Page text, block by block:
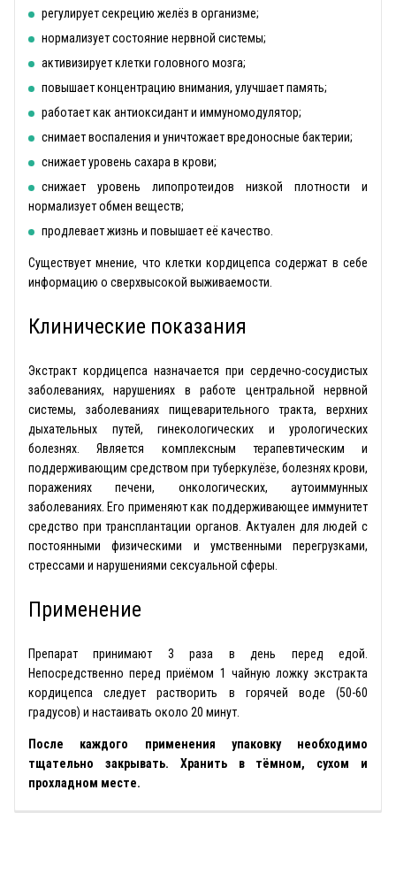
регулирует секрецию желёз в организме;
нормализует состояние нервной системы;
активизирует клетки головного мозга;
повышает концентрацию внимания, улучшает память;
работает как антиоксидант и иммуномодулятор;
снимает воспаления и уничтожает вредоносные бактерии;
снижает уровень сахара в крови;
снижает уровень липопротеидов низкой плотности и
нормализует обмен веществ;
продлевает жизнь и повышает её качество.
Существует мнение, что клетки кордицепса содержат в себе
информацию о сверхвысокой выживаемости.
Клинические показания
Экстракт кордицепса назначается при сердечно-сосудистых
заболеваниях, нарушениях в работе центральной нервной
системы, заболеваниях пищеварительного тракта, верхних
дыхательных путей, гинекологических и урологических
болезнях. Является комплексным терапевтическим и
поддерживающим средством при туберкулёзе, болезнях крови,
поражениях печени, онкологических, аутоиммунных
заболеваниях. Его применяют как поддерживающее иммунитет
средство при трансплантации органов. Актуален для людей с
постоянными физическими и умственными перегрузками,
стрессами и нарушениями сексуальной сферы.
Применение
Препарат принимают 3 раза в день перед едой.
Непосредственно перед приёмом 1 чайную ложку экстракта
кордицепса следует растворить в горячей воде (50-60
градусов) и настаивать около 20 минут.
После каждого применения упаковку необходимо
тщательно закрывать. Хранить в тёмном, сухом и
прохладном месте.